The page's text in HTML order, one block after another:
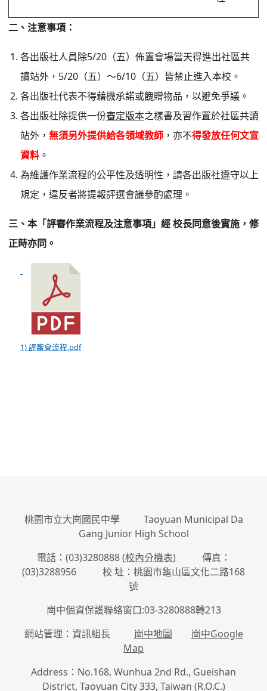
二、注意事項：
各出版社人員除5/20 （五）佈置會場當天得進出社區共
讀站外， 5/20 （五）～6/10 （五）皆禁止進入本校。
各出版社代表不得藉機承諾或餽贈物品，以避免爭議。
各出版社除提供一份審定版本之樣書及習作置於社區共讀
站外， 無須另外提供給各領域教師 ，亦不得發放任何文宣
資料 。
為維護作業流程的公平性及透明性，請各出版社遵守以上
規定，違反者將提報評選會議參酌處理。
三、本「評審作業流程及注意事項」 經 校長同意後實施，修
正時亦同。
1) 評審會流程.pdf
桃園市立大崗國民中學 Taoyuan Municipal Da
Gang Junior High School
電話：(03)3280888 (校內分機表) 傳真：
(03)3288956 校 址：桃園市龜山區文化二路168
號
崗中個資保護聯絡窗口:03-3280888轉213
網站管理：資訊組長 崗中地圖
崗中Google
Map
Address：No.168, Wunhua 2nd Rd., Gueishan
District, Taoyuan City 333, Taiwan (R.O.C.)